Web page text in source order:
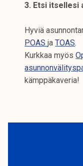
3. Etsi itsellesi
Hyviä
POASjaTOAS.
Kurkkaa myös
kämppäkaveria!